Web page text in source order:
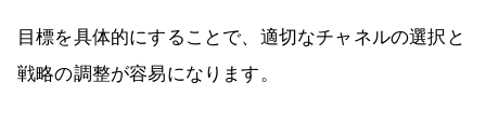
目標を具体的にすることで、適切なチャネルの選択と
戦略の調整が容易になります。